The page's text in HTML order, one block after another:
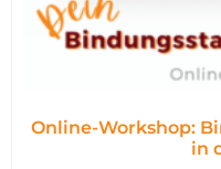
Online-Workshop:
in